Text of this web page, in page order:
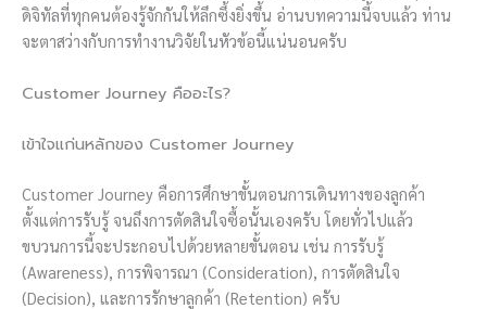
ดิจิทัลที่ทุกคนต้องรู้จักกันให้ลึกซึ้งยิ่งขึ้น อ่านบทความนี้จบแล้ว ท่าน
จะตาสว่างกับการทำงานวิจัยในหัวข้อนี้แน่นอนครับ
Customer Journey คืออะไร?
เข้าใจแก่นหลักของ Customer Journey
Customer Journey คือการศึกษาขั้นตอนการเดินทางของลูกค้า
ตั้งแต่การรับรู้ จนถึงการตัดสินใจซื้อนั้นเองครับ โดยทั่วไปแล้ว
ขบวนการนี้จะประกอบไปด้วยหลายขั้นตอน เช่น การรับรู้
(Awareness), การพิจารณา (Consideration), การตัดสินใจ
(Decision), และการรักษาลูกค้า (Retention) ครับ